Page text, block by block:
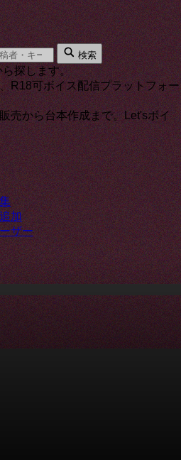
検索
探します。
R18可ボイス配信プラットフォー
売から台本作成まで。Let'sボイ
加
ザー